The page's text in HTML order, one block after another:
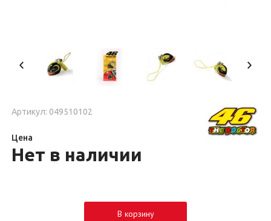
Артикул: 049510102
Цена
Нет в наличии
В корзину